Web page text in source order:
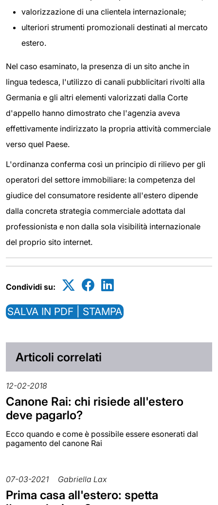
valorizzazione di una clientela internazionale;
ulteriori strumenti promozionali destinati al mercato
estero.
Nel caso esaminato, la presenza di un sito anche in
lingua tedesca, l'utilizzo di canali pubblicitari rivolti alla
Germania e gli altri elementi valorizzati dalla Corte
d'appello hanno dimostrato che l'agenzia aveva
effettivamente indirizzato la propria attività commerciale
verso quel Paese.
L'ordinanza conferma così un principio di rilievo per gli
operatori del settore immobiliare: la competenza del
giudice del consumatore residente all'estero dipende
dalla concreta strategia commerciale adottata dal
professionista e non dalla sola visibilità internazionale
del proprio sito internet.
Condividi su:
SALVA IN PDF | STAMPA
Articoli correlati
12-02-2018
Canone Rai: chi risiede all'estero
deve pagarlo?
Ecco quando e come è possibile essere esonerati dal
pagamento del canone Rai
07-03-2021 Gabriella Lax
Prima casa all'estero: spetta